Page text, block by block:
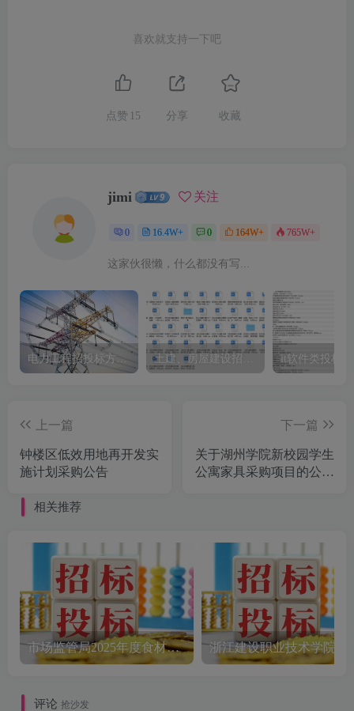
喜欢就支持一下吧
点赞 15 分享 收藏
jimi 关注
0 16.4W+ 0 164W+ 765W+
这家伙很懒，什么都没有写...
it软件类投标
上一篇
钟楼区低效用地再开发实
施计划采购公告
下一篇
关于湖州学院新校园学生
公寓家具采购项目的公开
相关推荐
市场监管局2025年度食材配送采购公告
评论 抢沙发